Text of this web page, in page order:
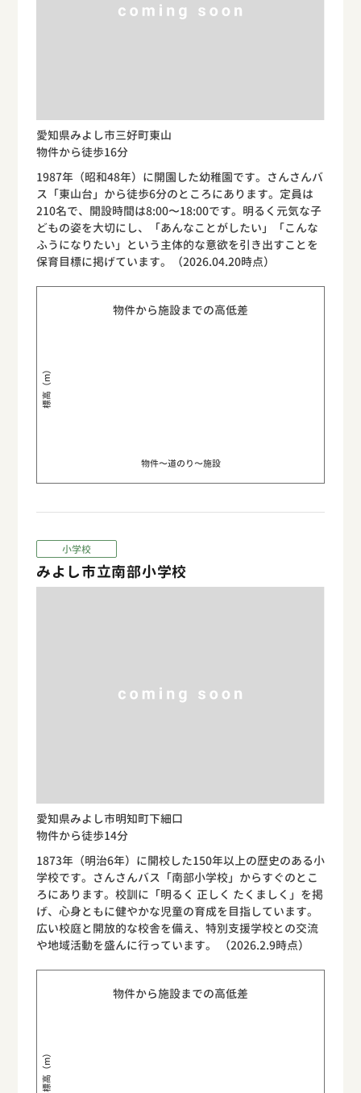
愛知県みよし市三好町東山
物件から徒歩16分
1987年（昭和48年）に開園した幼稚園です。さんさんバ
ス「東山台」から徒歩6分のところにあります。定員は
210名で、開設時間は8:00〜18:00です。明るく元気な子
どもの姿を大切にし、「あんなことがしたい」「こんな
ふうになりたい」という主体的な意欲を引き出すことを
保育目標に掲げています。（2026.04.20時点）
物件から施設までの高低差
標高（m）
物件〜道のり〜施設
小学校
みよし市立南部小学校
愛知県みよし市明知町下細口
物件から徒歩14分
1873年（明治6年）に開校した150年以上の歴史のある小
学校です。さんさんバス「南部小学校」からすぐのとこ
ろにあります。校訓に「明るく 正しく たくましく」を掲
げ、心身ともに健やかな児童の育成を目指しています。
広い校庭と開放的な校舎を備え、特別支援学校との交流
や地域活動を盛んに行っています。 （2026.2.9時点）
物件から施設までの高低差
標高（m）